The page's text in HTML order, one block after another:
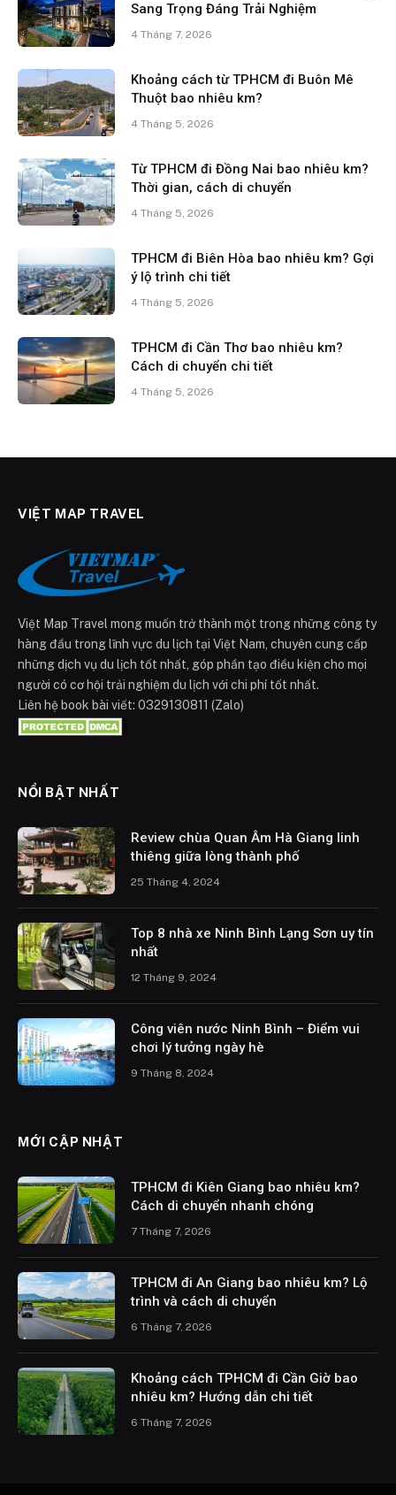
Sang Trọng Đáng Trải Nghiệm
4 Tháng 7, 2026
Khoảng cách từ TPHCM đi Buôn Mê
Thuột bao nhiêu km?
4 Tháng 5, 2026
Từ TPHCM đi Đồng Nai bao nhiêu km?
Thời gian, cách di chuyển
4 Tháng 5, 2026
TPHCM đi Biên Hòa bao nhiêu km? Gợi
ý lộ trình chi tiết
4 Tháng 5, 2026
TPHCM đi Cần Thơ bao nhiêu km?
Cách di chuyển chi tiết
4 Tháng 5, 2026
VIỆT MAP TRAVEL
Việt Map Travel mong muốn trở thành một trong những công ty
hàng đầu trong lĩnh vực du lịch tại Việt Nam, chuyên cung cấp
những dịch vụ du lịch tốt nhất, góp phần tạo điều kiện cho mọi
người có cơ hội trải nghiệm du lịch với chi phí tốt nhất.
Liên hệ book bài viết: 0329130811 (Zalo)
NỔI BẬT NHẤT
Review chùa Quan Âm Hà Giang linh
thiêng giữa lòng thành phố
25 Tháng 4, 2024
Top 8 nhà xe Ninh Bình Lạng Sơn uy tín
nhất
12 Tháng 9, 2024
Công viên nước Ninh Bình – Điểm vui
chơi lý tưởng ngày hè
9 Tháng 8, 2024
MỚI CẬP NHẬT
TPHCM đi Kiên Giang bao nhiêu km?
Cách di chuyển nhanh chóng
7 Tháng 7, 2026
TPHCM đi An Giang bao nhiêu km? Lộ
trình và cách di chuyển
6 Tháng 7, 2026
Khoảng cách TPHCM đi Cần Giờ bao
nhiêu km? Hướng dẫn chi tiết
6 Tháng 7, 2026